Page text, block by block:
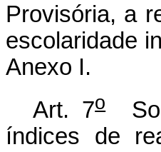
Provisória, a
escolaridade
Anexo I.
Art. 7o
índices de